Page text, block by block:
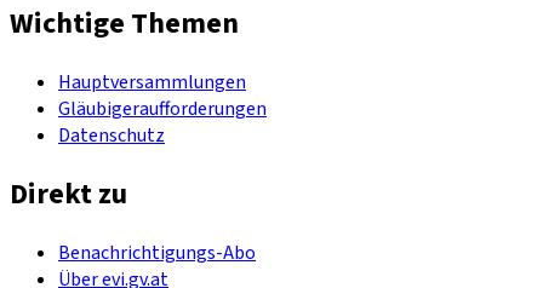
Wichtige Themen
Hauptversammlungen
Gläubigeraufforderungen
Datenschutz
Direkt zu
Benachrichtigungs-Abo
Über evi.gv.at